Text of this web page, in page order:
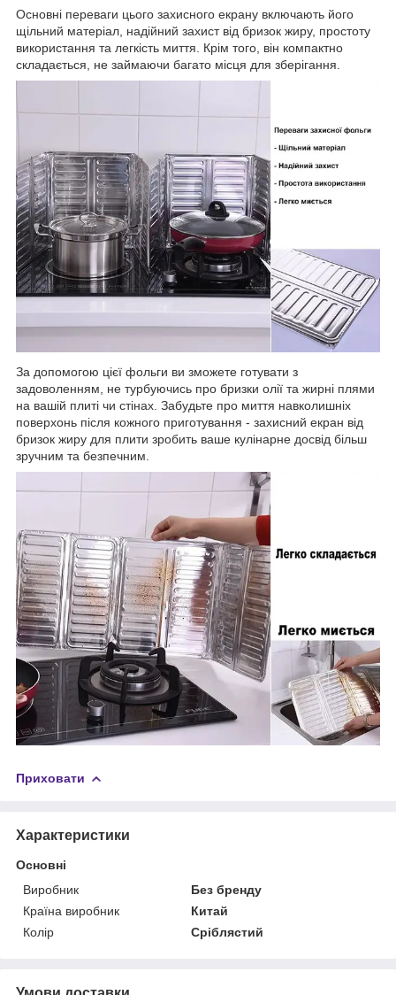
Основні переваги цього захисного екрану включають його
щільний матеріал, надійний захист від бризок жиру, простоту
використання та легкість миття. Крім того, він компактно
складається, не займаючи багато місця для зберігання.
За допомогою цієї фольги ви зможете готувати з
задоволенням, не турбуючись про бризки олії та жирні плями
на вашій плиті чи стінах. Забудьте про миття навколишніх
поверхонь після кожного приготування - захисний екран від
бризок жиру для плити зробить ваше кулінарне досвід більш
зручним та безпечним.
Приховати
Характеристики
Основні
Виробник
Без бренду
Країна виробник
Китай
Колір
Сріблястий